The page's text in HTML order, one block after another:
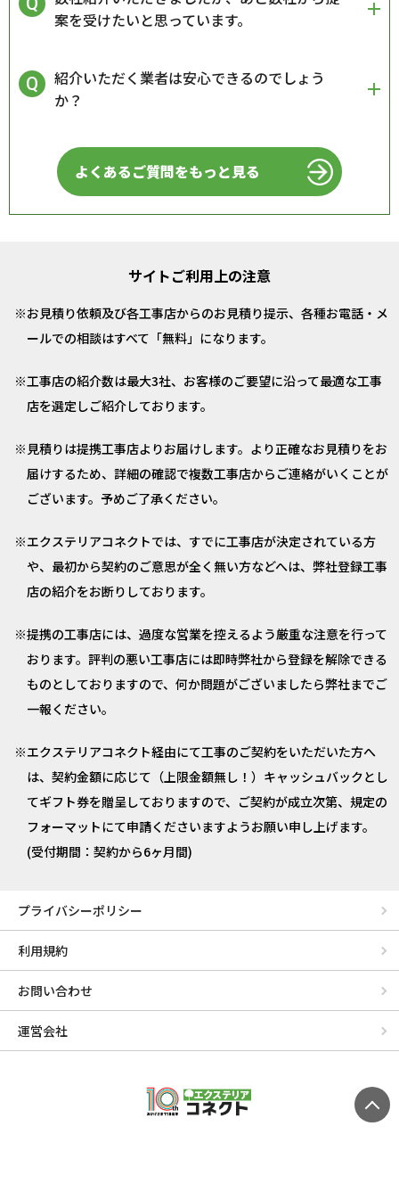
案を受けたいと思っています。
紹介いただく業者は安心できるのでしょう
か？
よくあるご質問をもっと見る
サイトご利用上の注意
お見積り依頼及び各工事店からのお見積り提示、各種お電話・メ
ールでの相談はすべて「無料」になります。
工事店の紹介数は最大3社、お客様のご要望に沿って最適な工事
店を選定しご紹介しております。
見積りは提携工事店よりお届けします。より正確なお見積りをお
届けするため、詳細の確認で複数工事店からご連絡がいくことが
ございます。予めご了承ください。
エクステリアコネクトでは、すでに工事店が決定されている方
や、最初から契約のご意思が全く無い方などへは、弊社登録工事
店の紹介をお断りしております。
提携の工事店には、過度な営業を控えるよう厳重な注意を行って
おります。評判の悪い工事店には即時弊社から登録を解除できる
ものとしておりますので、何か問題がございましたら弊社までご
一報ください。
エクステリアコネクト経由にて工事のご契約をいただいた方へ
は、契約金額に応じて（上限金額無し！）キャッシュバックとし
てギフト券を贈呈しておりますので、ご契約が成立次第、規定の
フォーマットにて申請くださいますようお願い申し上げます。
(受付期間：契約から6ヶ月間)
プライバシーポリシー
利用規約
お問い合わせ
運営会社